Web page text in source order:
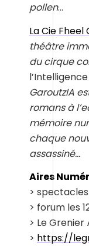
pollen…
La Cie
théâtre
du cirque
GaroutzIA
romans à
mémoire
chaque
assassiné…
Aires
>
> forum les
> Le Grenier
> https://